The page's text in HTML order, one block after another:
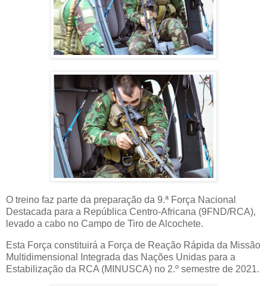
O treino faz parte da preparação da 9.ª Força Nacional
Destacada para a República Centro-Africana (9FND/RCA),
levado a cabo no Campo de Tiro de Alcochete.
Esta Força constituirá a Força de Reação Rápida da Missão
Multidimensional Integrada das Nações Unidas para a
Estabilização da RCA (MINUSCA) no 2.º semestre de 2021.